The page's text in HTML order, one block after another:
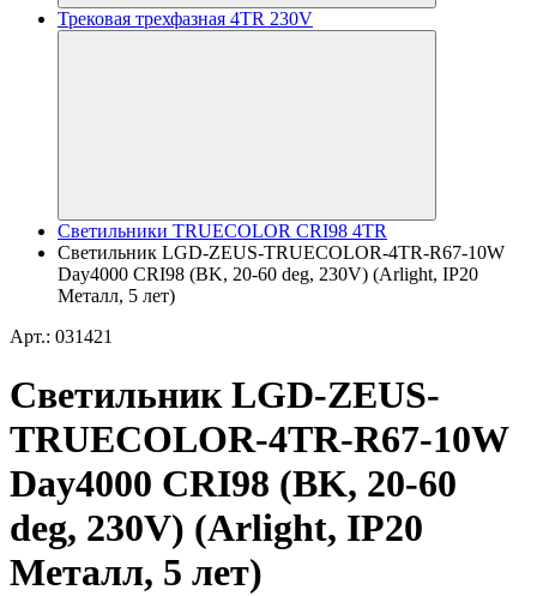
Трековая трехфазная 4TR 230V
Светильники TRUECOLOR CRI98 4TR
Светильник LGD-ZEUS-TRUECOLOR-4TR-R67-10W
Day4000 CRI98 (BK, 20-60 deg, 230V) (Arlight, IP20
Металл, 5 лет)
Арт.: 031421
Светильник LGD-ZEUS-
TRUECOLOR-4TR-R67-10W
Day4000 CRI98 (BK, 20-60
deg, 230V) (Arlight, IP20
Металл, 5 лет)